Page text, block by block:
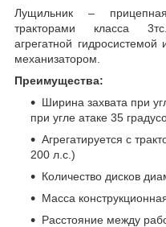
Лущильник –
тракторами класса
агрегатной
механизатором.
Преимущества:
Ширина захвата при
при угле атаке 35
Агрегатируется с
200 л.с.)
Количество дисков
Масса
Расстояние между